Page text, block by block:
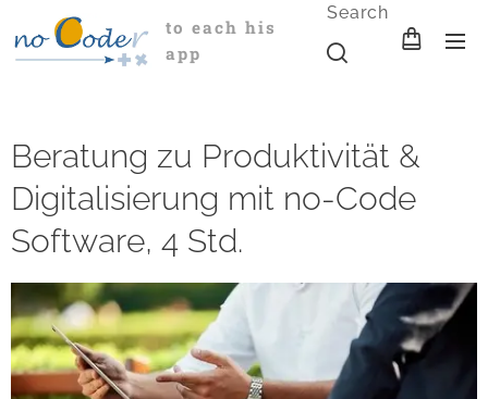
to each his
app
Search
Beratung zu Produktivität &
Digitalisierung mit no-Code
Software, 4 Std.